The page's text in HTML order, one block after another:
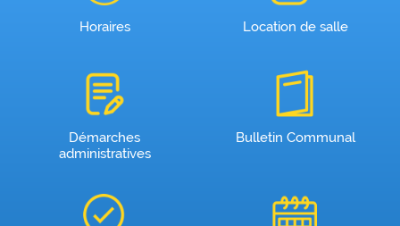
Horaires Location de salle
Démarches
administratives
Bulletin Communal